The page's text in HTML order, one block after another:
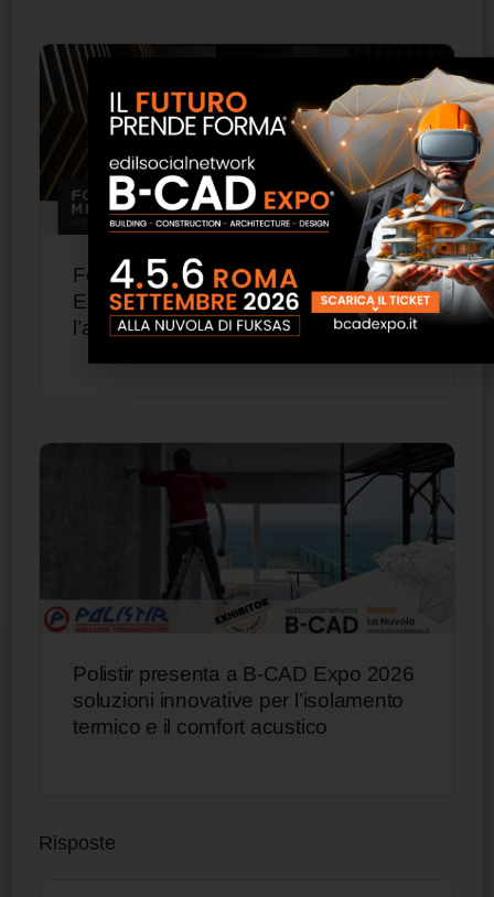
ForMe Design presenta a B-CAD
Expo 2026 sistemi in alluminio per
l’architettura contemporanea
Polistir presenta a B-CAD Expo 2026
soluzioni innovative per l’isolamento
termico e il comfort acustico
Risposte